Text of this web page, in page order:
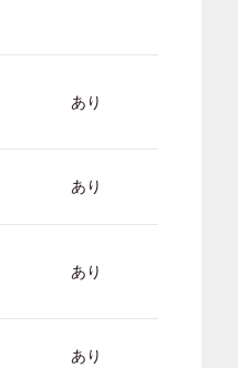
あり
あり
あり
あり